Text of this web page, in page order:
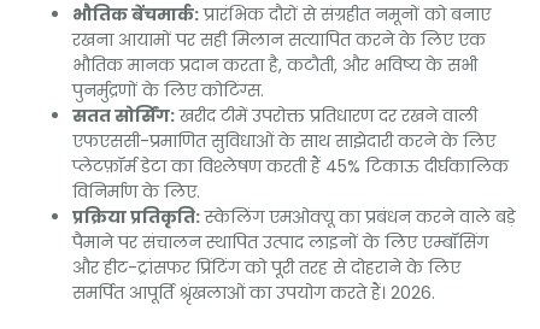
भौतिक बेंचमार्क:प्रारंभिक दौरों से संग्रहीत नमूनों को बनाए
रखना आयामों पर सही मिलान सत्यापित करने के लिए एक
भौतिक मानक प्रदान करता है, कटौती, और भविष्य के सभी
पुनर्मुद्रणों के लिए कोटिंग्स.
सतत सोर्सिंग:खरीद टीमें उपरोक्त प्रतिधारण दर रखने वाली
एफएससी-प्रमाणित सुविधाओं के साथ साझेदारी करने के लिए
प्लेटफ़ॉर्म डेटा का विश्लेषण करती हैं 45% टिकाऊ दीर्घकालिक
विनिर्माण के लिए.
प्रक्रिया प्रतिकृति:स्केलिंग एमओक्यू का प्रबंधन करने वाले बड़े
पैमाने पर संचालन स्थापित उत्पाद लाइनों के लिए एम्बॉसिंग
और हीट-ट्रांसफर प्रिंटिंग को पूरी तरह से दोहराने के लिए
समर्पित आपूर्ति श्रृंखलाओं का उपयोग करते हैं। 2026.